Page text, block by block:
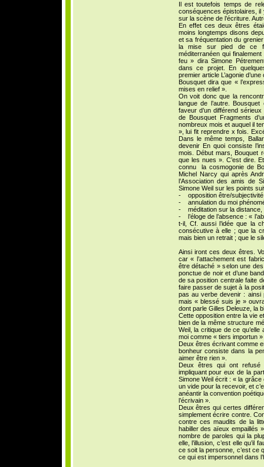
Il est toutefois temps de
conséquences épistolaires, il
sur la scène de l’écriture.
En effet ces deux êtres
moins longtemps disons
et sa fréquentation du
la mise sur pied de ce
méditerranéen qui
feu » dira Simone
dans ce projet. En
premier article L’agonie
Bousquet dira que «
mises en relief ».
On voit donc que la
langue de l’autre.
faveur d’un différend
de Bousquet Fragments
nombreux mois et auquel il
», lui fit reprendre x fois.
Dans le même temps,
devenir En quoi consiste
mois. Début mars, Bouquet
que les nues ». C’est dire.
connu la cosmogonie de
Michel Narcy qui après
l’Association des amis de
Simone Weil sur les points
- opposition être/subjectivité
- annulation du moi
- méditation sur la distance,
- l’éloge de l’absence : «
t-il, Cf. aussi l’idée que la
consécutive à elle ; que la
mais bien un retrait ; que le
Ainsi iront ces deux êtres.
car « l’attachement est
être détaché » selon une
ponctue de noir et d’une
de sa position centrale faite
faire passer de sujet à la
pas au verbe devenir :
mais « blessé suis je »
dont parle Gilles Deleuze, la
Cette opposition entre la vie
bien de la même structure
Weil, la critique de ce
moi comme « tiers importun
Deux êtres écrivant comme
bonheur consiste dans la
aimer être rien ».
Deux êtres qui ont refusé
impliquant pour eux de la
Simone Weil écrit : « la
un vide pour la recevoir, et
anéantir la convention
l’écrivain ».
Deux êtres qui certes
simplement écrire contre.
contre ces maudits de la
habiller des aïeux empaillés
nombre de paroles qui la
elle, l’illusion, c’est elle
ce soit la personne, c’est ce
ce qui est impersonnel dans